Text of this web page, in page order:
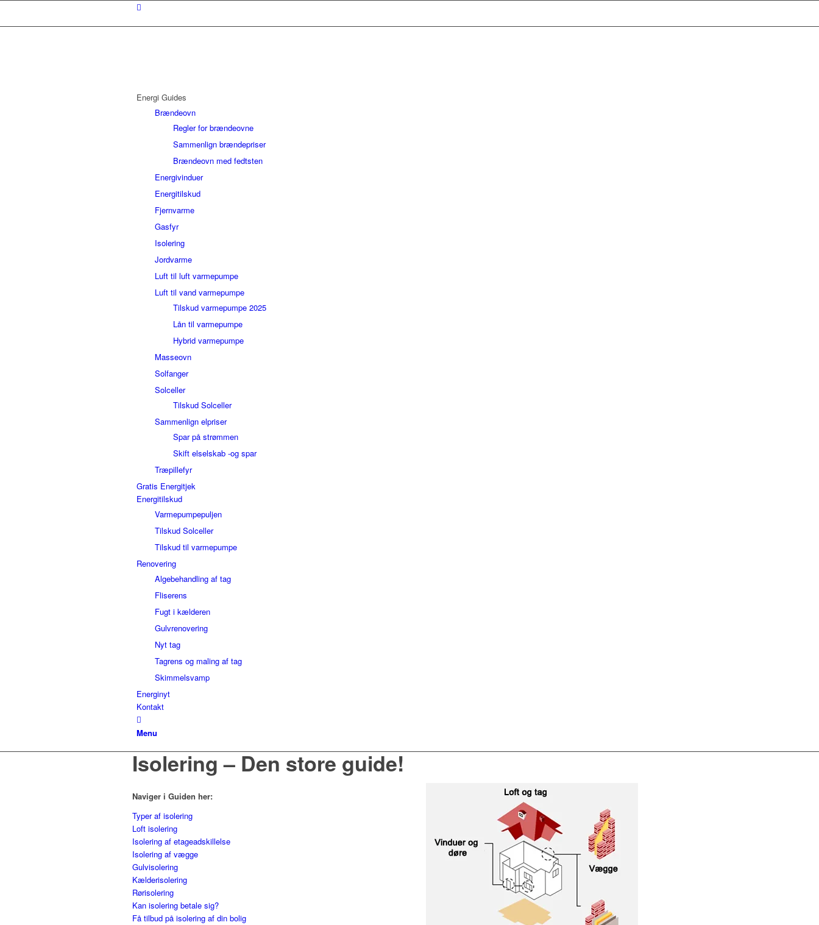
Energi Guides
Brændeovn
Regler for brændeovne
Sammenlign brændepriser
Brændeovn med fedtsten
Energivinduer
Energitilskud
Fjernvarme
Gasfyr
Isolering
Jordvarme
Luft til luft varmepumpe
Luft til vand varmepumpe
Tilskud varmepumpe 2025
Lån til varmepumpe
Hybrid varmepumpe
Masseovn
Solfanger
Solceller
Tilskud Solceller
Sammenlign elpriser
Spar på strømmen
Skift elselskab -og spar
Træpillefyr
Gratis Energitjek
Energitilskud
Varmepumpepuljen
Tilskud Solceller
Tilskud til varmepumpe
Renovering
Algebehandling af tag
Fliserens
Fugt i kælderen
Gulvrenovering
Nyt tag
Tagrens og maling af tag
Skimmelsvamp
Energinyt
Kontakt
Menu
Isolering – Den store guide!
Naviger i Guiden her:
Typer af isolering
Loft isolering
Isolering af etageadskillelse
Isolering af vægge
Gulvisolering
Kælderisolering
Rørisolering
Kan isolering betale sig?
Få tilbud på isolering af din bolig